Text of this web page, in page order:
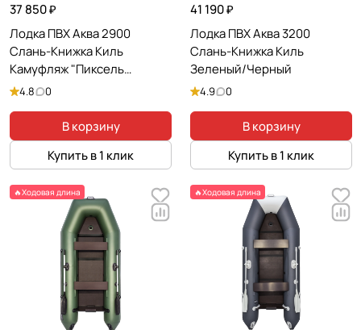
37 850 ₽
Лодка ПВХ Аква 2900
Слань-Книжка Киль
Камуфляж "Пиксель
Зеленый"
4.8 0
В корзину
Купить в 1 клик
41 190 ₽
Лодка ПВХ Аква 3200
Слань-Книжка Киль
Зеленый/Черный
4.9 0
В корзину
Купить в 1 клик
🔥Ходовая длина 🔥Ходовая длина